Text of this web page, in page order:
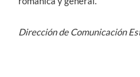
Dirección de Comunicación